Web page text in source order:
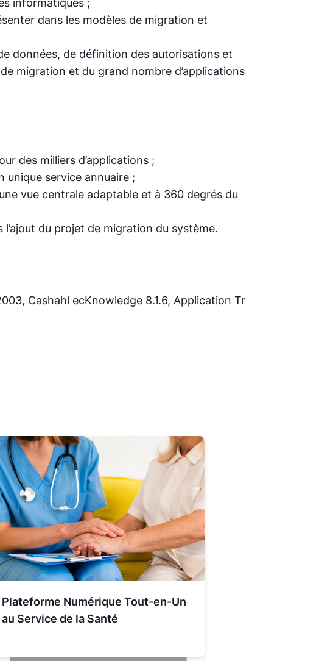
informatiques ;
dans les modèles de migration et
données, de définition des autorisations et
migration et du grand nombre d’applications
des milliers d’applications ;
unique service annuaire ;
vue centrale adaptable et à 360 degrés du
du projet de migration du système.
Cashahl ecKnowledge 8.1.6, Application Tr
Plateforme Numérique Tout-en-Un
au Service de la Santé